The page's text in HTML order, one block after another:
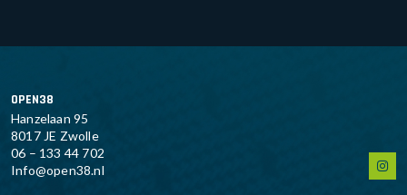
OPEN38
Hanzelaan 95
8017 JE Zwolle
06 – 133 44 702
Info@open38.nl